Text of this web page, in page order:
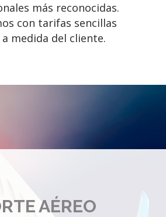
más reconocidas.
con tarifas sencillas
a medida del cliente.
AÉREO